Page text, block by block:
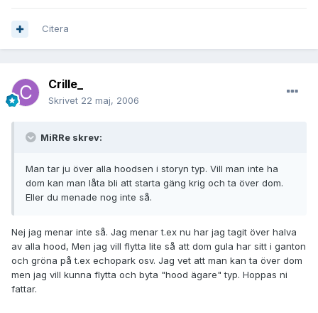
Citera
Crille_
Skrivet 22 maj, 2006
MiRRe skrev:
Man tar ju över alla hoodsen i storyn typ. Vill man inte ha
dom kan man låta bli att starta gäng krig och ta över dom.
Eller du menade nog inte så.
Nej jag menar inte så. Jag menar t.ex nu har jag tagit över halva
av alla hood, Men jag vill flytta lite så att dom gula har sitt i ganton
och gröna på t.ex echopark osv. Jag vet att man kan ta över dom
men jag vill kunna flytta och byta "hood ägare" typ. Hoppas ni
fattar.